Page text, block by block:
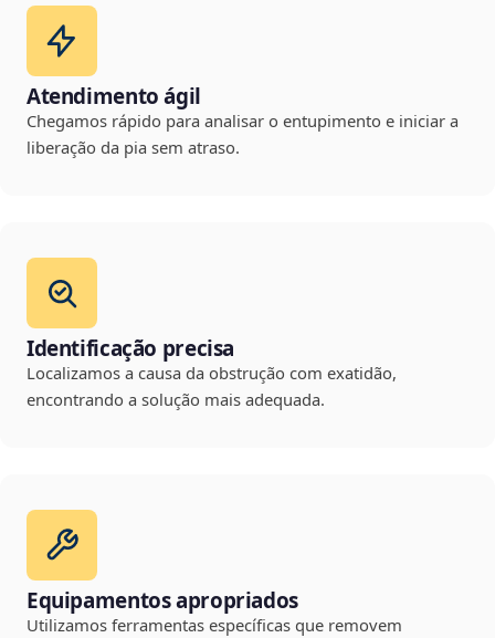
Atendimento ágil
Chegamos rápido para analisar o entupimento e iniciar a
liberação da pia sem atraso.
Identificação precisa
Localizamos a causa da obstrução com exatidão,
encontrando a solução mais adequada.
Equipamentos apropriados
Utilizamos ferramentas específicas que removem